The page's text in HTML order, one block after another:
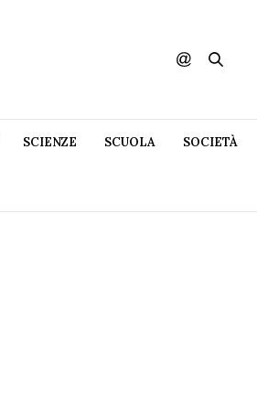
SCIENZE SCUOLA SOCIETÀ